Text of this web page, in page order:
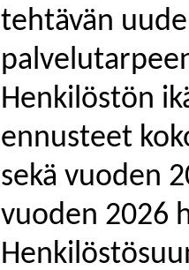
tehtävän
Henkilöstön
ennusteet
sekä vuoden
vuoden 2026